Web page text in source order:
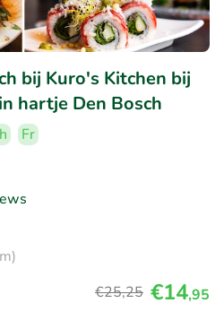
bij Kuro's Kitchen bij
hartje Den Bosch
Fr
€25,25 €14,95